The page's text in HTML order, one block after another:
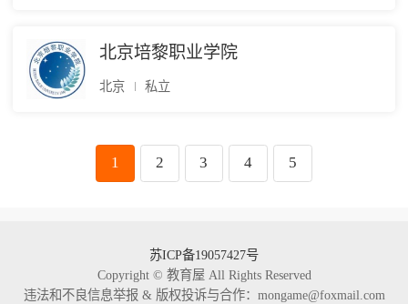
北京培黎职业学院
北京 私立
1 2 3 4 5
苏ICP备19057427号
Copyright © 教育屋 All Rights Reserved
违法和不良信息举报 & 版权投诉与合作：mongame@foxmail.com